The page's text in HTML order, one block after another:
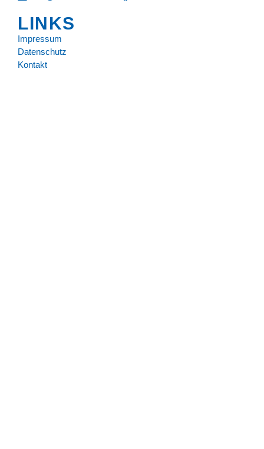
LINKS
Impressum
Datenschutz
Kontakt